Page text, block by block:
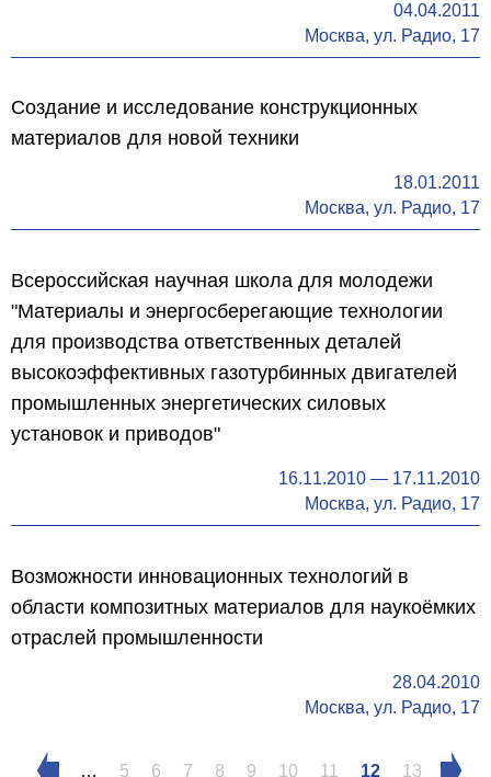
04.04.2011
Москва, ул. Радио, 17
Создание и исследование конструкционных
материалов для новой техники
18.01.2011
Москва, ул. Радио, 17
Всероссийская научная школа для молодежи
"Материалы и энергосберегающие технологии
для производства ответственных деталей
высокоэффективных газотурбинных двигателей
промышленных энергетических силовых
установок и приводов"
16.11.2010 — 17.11.2010
Москва, ул. Радио, 17
Возможности инновационных технологий в
области композитных материалов для наукоёмких
отраслей промышленности
28.04.2010
Москва, ул. Радио, 17
Страницы
… 5 6 7 8 9 10 11 12 13